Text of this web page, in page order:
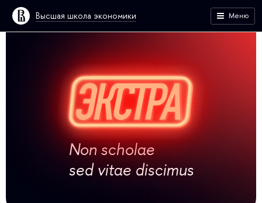
Высшая школа экономики Меню
Non scholae
sed vitae discimus